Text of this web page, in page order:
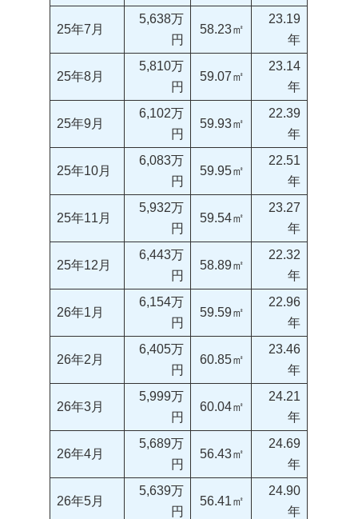
25年7月
5,638万
円
58.23㎡
23.19
年
25年8月
5,810万
円
59.07㎡
23.14
年
25年9月
6,102万
円
59.93㎡
22.39
年
25年10月
6,083万
円
59.95㎡
22.51
年
25年11月
5,932万
円
59.54㎡
23.27
年
25年12月
6,443万
円
58.89㎡
22.32
年
26年1月
6,154万
円
59.59㎡
22.96
年
26年2月
6,405万
円
60.85㎡
23.46
年
26年3月
5,999万
円
60.04㎡
24.21
年
26年4月
5,689万
円
56.43㎡
24.69
年
26年5月
5,639万
円
56.41㎡
24.90
年